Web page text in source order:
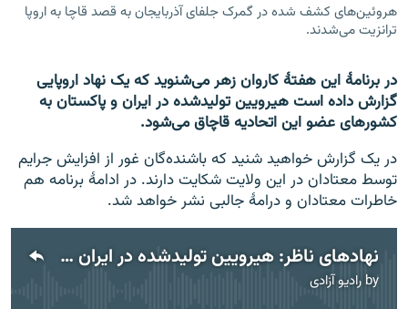
به ما بپیوندید
همۀ سایت‌های رادیو آزادی/ رادیو اروپای آزاد
هروئین‌های کشف شده در گمرک جلفای آذربایجان به قصد قاچا به اروپا
ترانزیت می‌شدند.
در برنامۀ این هفتۀ کاروان زهر می‌شنوید که یک نهاد اروپایی
گزارش داده است هیرویین تولیدشده در ایران و پاکستان به
کشورهای عضو این اتحادیه قاچاق می‌شود.
در یک گزارش خواهید شنید که باشنده‌گان غور از افزایش جرایم
توسط معتادان در این ولایت شکایت دارند. در ادامۀ برنامه هم
خاطرات معتادان و درامۀ جالبی نشر خواهد شد.
نهادهای ناظر: هیرویین تولیدشده در ایران و پاکستان به کشورهای عضو اتحادیۀ اروپا قاچاق می‌شود
by رادیو آزادی
No media source currently available